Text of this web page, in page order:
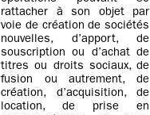
rattacher à son objet par
voie de création de sociétés
nouvelles, d’apport, de
souscription ou d’achat de
titres ou droits sociaux, de
fusion ou autrement, de
création, d’acquisition, de
location, de prise en